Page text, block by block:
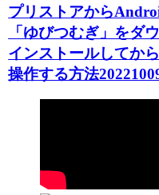
プリストアから
「ゆびつむぎ」をダ
インストールしてか
操作する方法